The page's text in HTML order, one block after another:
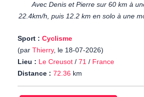
Avec Denis et Pierre sur 60 km à
22.4km/h, puis 12.2 km en solo à une
Sport : Cyclisme
(par Thierry, le 18-07-2026)
Lieu : Le Creusot / 71 / France
Distance : 72.36 km